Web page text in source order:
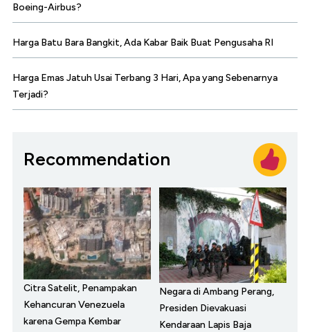
Boeing-Airbus?
Harga Batu Bara Bangkit, Ada Kabar Baik Buat Pengusaha RI
Harga Emas Jatuh Usai Terbang 3 Hari, Apa yang Sebenarnya
Terjadi?
Recommendation
Citra Satelit, Penampakan
Kehancuran Venezuela
karena Gempa Kembar
Negara di Ambang Perang,
Presiden Dievakuasi
Kendaraan Lapis Baja